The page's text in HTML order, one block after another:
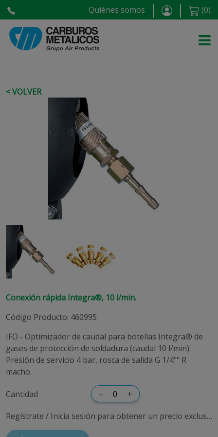
Quiénes somos (0)
< VOLVER
Conexión rápida Integra®, 10 l/min.
Código Producto: 460995
IFO - Optimizador de caudal para botellas Integra® de
gases de protección de soldadura (caudal 10 l/min).
Presión de servicio 4 bar, rosca de salida G 1/4"" R
macho.
Cantidad – +
Regístrate / Inicia sesión para obtener un precio exclusivo